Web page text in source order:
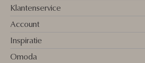
Klantenservice
Account
Inspiratie
Omoda